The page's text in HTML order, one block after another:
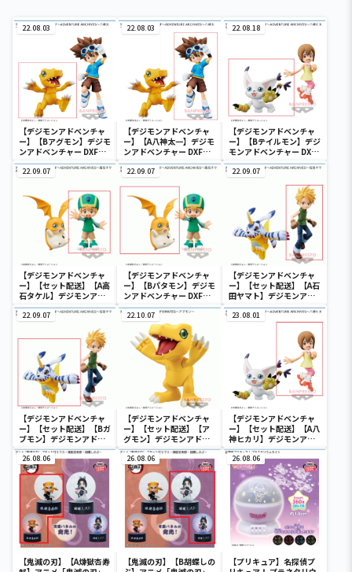
22.08.03
【デジモンアドベンチャ
ー】【Bアグモン】デジモ
ンアドベンチャー DXF～
ADVENTURE ARCHIVES
～八神太一・アグモン
22.08.03
【デジモンアドベンチャ
ー】【A八神太一】デジモ
ンアドベンチャー DXF～
ADVENTURE ARCHIVES
～八神太一・アグモン
22.08.18
【デジモンアドベンチャ
ー】【Bテイルモン】デジ
モンアドベンチャー DXF
～ADVENTURE
ARCHIVES～八神ヒカ
22.09.07
【デジモンアドベンチャ
ー】【セット配送】【A高
石タケル】デジモンアド
ベンチャー DXF～
ADVENTURE ARCHIVES
～高石タケル・パタモン
22.09.07
【デジモンアドベンチャ
ー】【Bパタモン】デジモ
ンアドベンチャー DXF～
ADVENTURE ARCHIVES
～高石タケル・パタモン
22.09.07
【デジモンアドベンチャ
ー】【セット配送】【A石
田ヤマト】デジモンアド
ベンチャー DXF～
ADVENTURE ARCHIVES
～石田ヤマト・ガブモン
22.09.07
【デジモンアドベンチャ
ー】【セット配送】【Bガ
ブモン】デジモンアドベ
ンチャー DXF～
ADVENTURE ARCHIVES
～石田ヤマト・ガブモン
22.10.07
【デジモンアドベンチャ
ー】【セット配送】【ア
グモン】デジモンアドベ
ンチャー SOFVIMATES～
アグモン～
23.08.01
【デジモンアドベンチャ
ー】【セット配送】【A八
神ヒカリ】デジモンアド
ベンチャー DXF～
ADVENTURE ARCHIVES
～八神ヒカリ・テイルモ
26.08.06
【鬼滅の刃】【A煉獄杏寿
26.08.06
【鬼滅の刃】【B胡蝶しの
26.08.06
【プリキュア】名探偵プ